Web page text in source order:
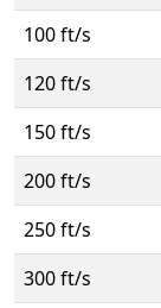
100 ft/s
120 ft/s
150 ft/s
200 ft/s
250 ft/s
300 ft/s